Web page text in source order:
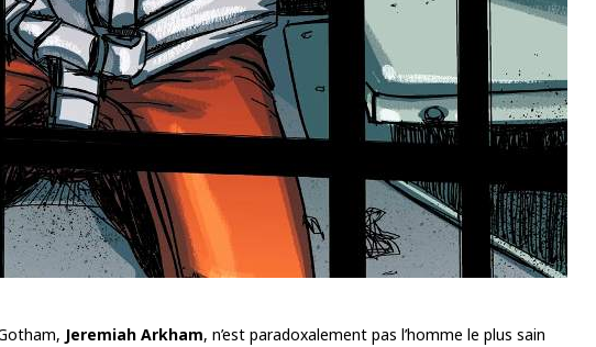
Jeremiah Arkham, n’est paradoxalement pas l’homme le plus sain